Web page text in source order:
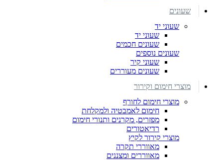
שעונים
שעוני יד
שעוני יד
שעונים חכמים
שעונים נוספים
שעוני קיר
שעונים מעוררים
מוצרי חימום וקירור
מוצרי חימום לחורף
חימום לאמבטיה ולמקלחת
מפזרים, מקרנים ותנורי חימום
רדיאטורים
מוצרי קירור לקיץ
מאווררי תקרה
מאווררים ומצננים